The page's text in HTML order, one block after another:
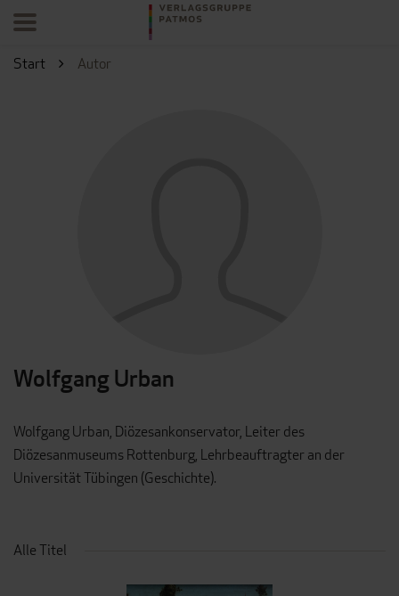
Start Autor
Wolfgang Urban
Wolfgang Urban, Diözesankonservator, Leiter des
Diözesanmuseums Rottenburg, Lehrbeauftragter an der
Universität Tübingen (Geschichte).
Alle Titel